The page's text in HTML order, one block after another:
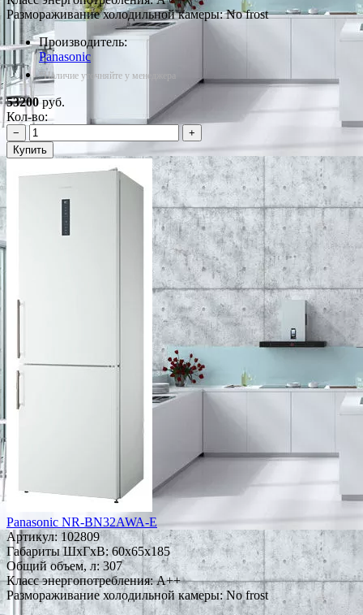
Размораживание холодильной камеры: No frost
Производитель:
Panasonic
*Наличие уточняйте у менеджера
53200руб.
Кол-во:
−
+
Купить
Panasonic NR-BN32AWA-E
Артикул:102809
Габариты ШxГxВ: 60x65x185
Общий объем, л: 307
Класс энергопотребления: A++
Размораживание холодильной камеры: No frost